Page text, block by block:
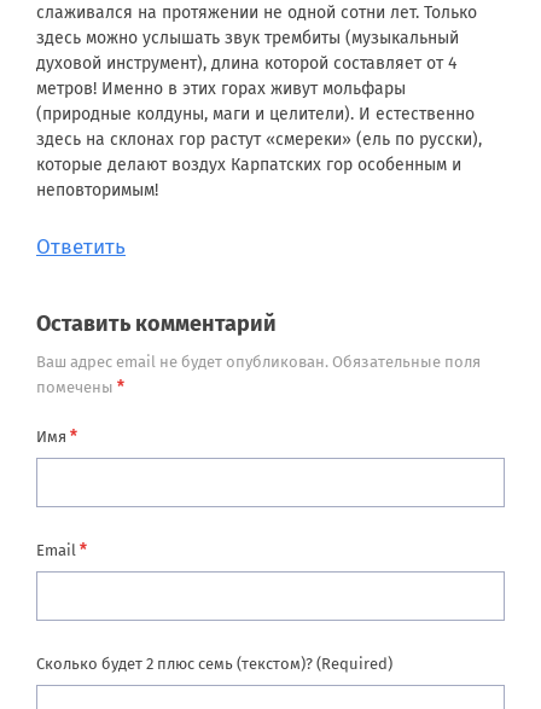
слаживался на протяжении не одной сотни лет. Только
здесь можно услышать звук трембиты (музыкальный
духовой инструмент), длина которой составляет от 4
метров! Именно в этих горах живут мольфары
(природные колдуны, маги и целители). И естественно
здесь на склонах гор растут «смереки» (ель по русски),
которые делают воздух Карпатских гор особенным и
неповторимым!
Ответить
Оставить комментарий
Ваш адрес email не будет опубликован. Обязательные поля
помечены *
Имя *
Email *
Сколько будет 2 плюс семь (текстом)? (Required)